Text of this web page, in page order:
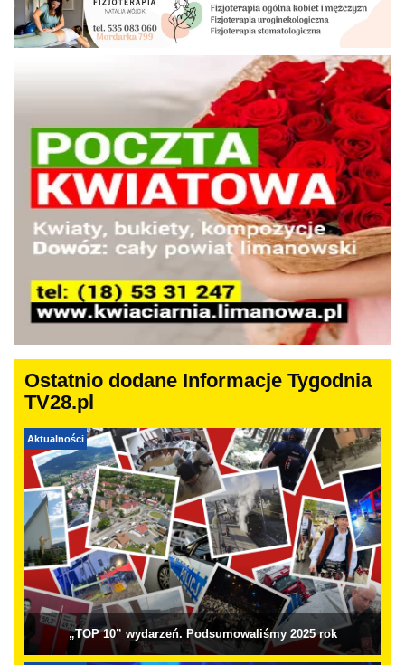
Ostatnio dodane Informacje Tygodnia
TV28.pl
Aktualności
„TOP 10” wydarzeń. Podsumowaliśmy 2025 rok